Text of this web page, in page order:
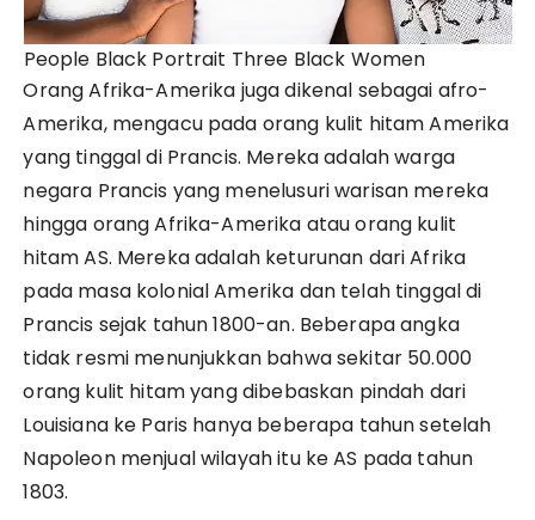
People Black Portrait Three Black Women
Orang Afrika-Amerika juga dikenal sebagai afro-
Amerika, mengacu pada orang kulit hitam Amerika
yang tinggal di Prancis. Mereka adalah warga
negara Prancis yang menelusuri warisan mereka
hingga orang Afrika-Amerika atau orang kulit
hitam AS. Mereka adalah keturunan dari Afrika
pada masa kolonial Amerika dan telah tinggal di
Prancis sejak tahun 1800-an. Beberapa angka
tidak resmi menunjukkan bahwa sekitar 50.000
orang kulit hitam yang dibebaskan pindah dari
Louisiana ke Paris hanya beberapa tahun setelah
Napoleon menjual wilayah itu ke AS pada tahun
1803.